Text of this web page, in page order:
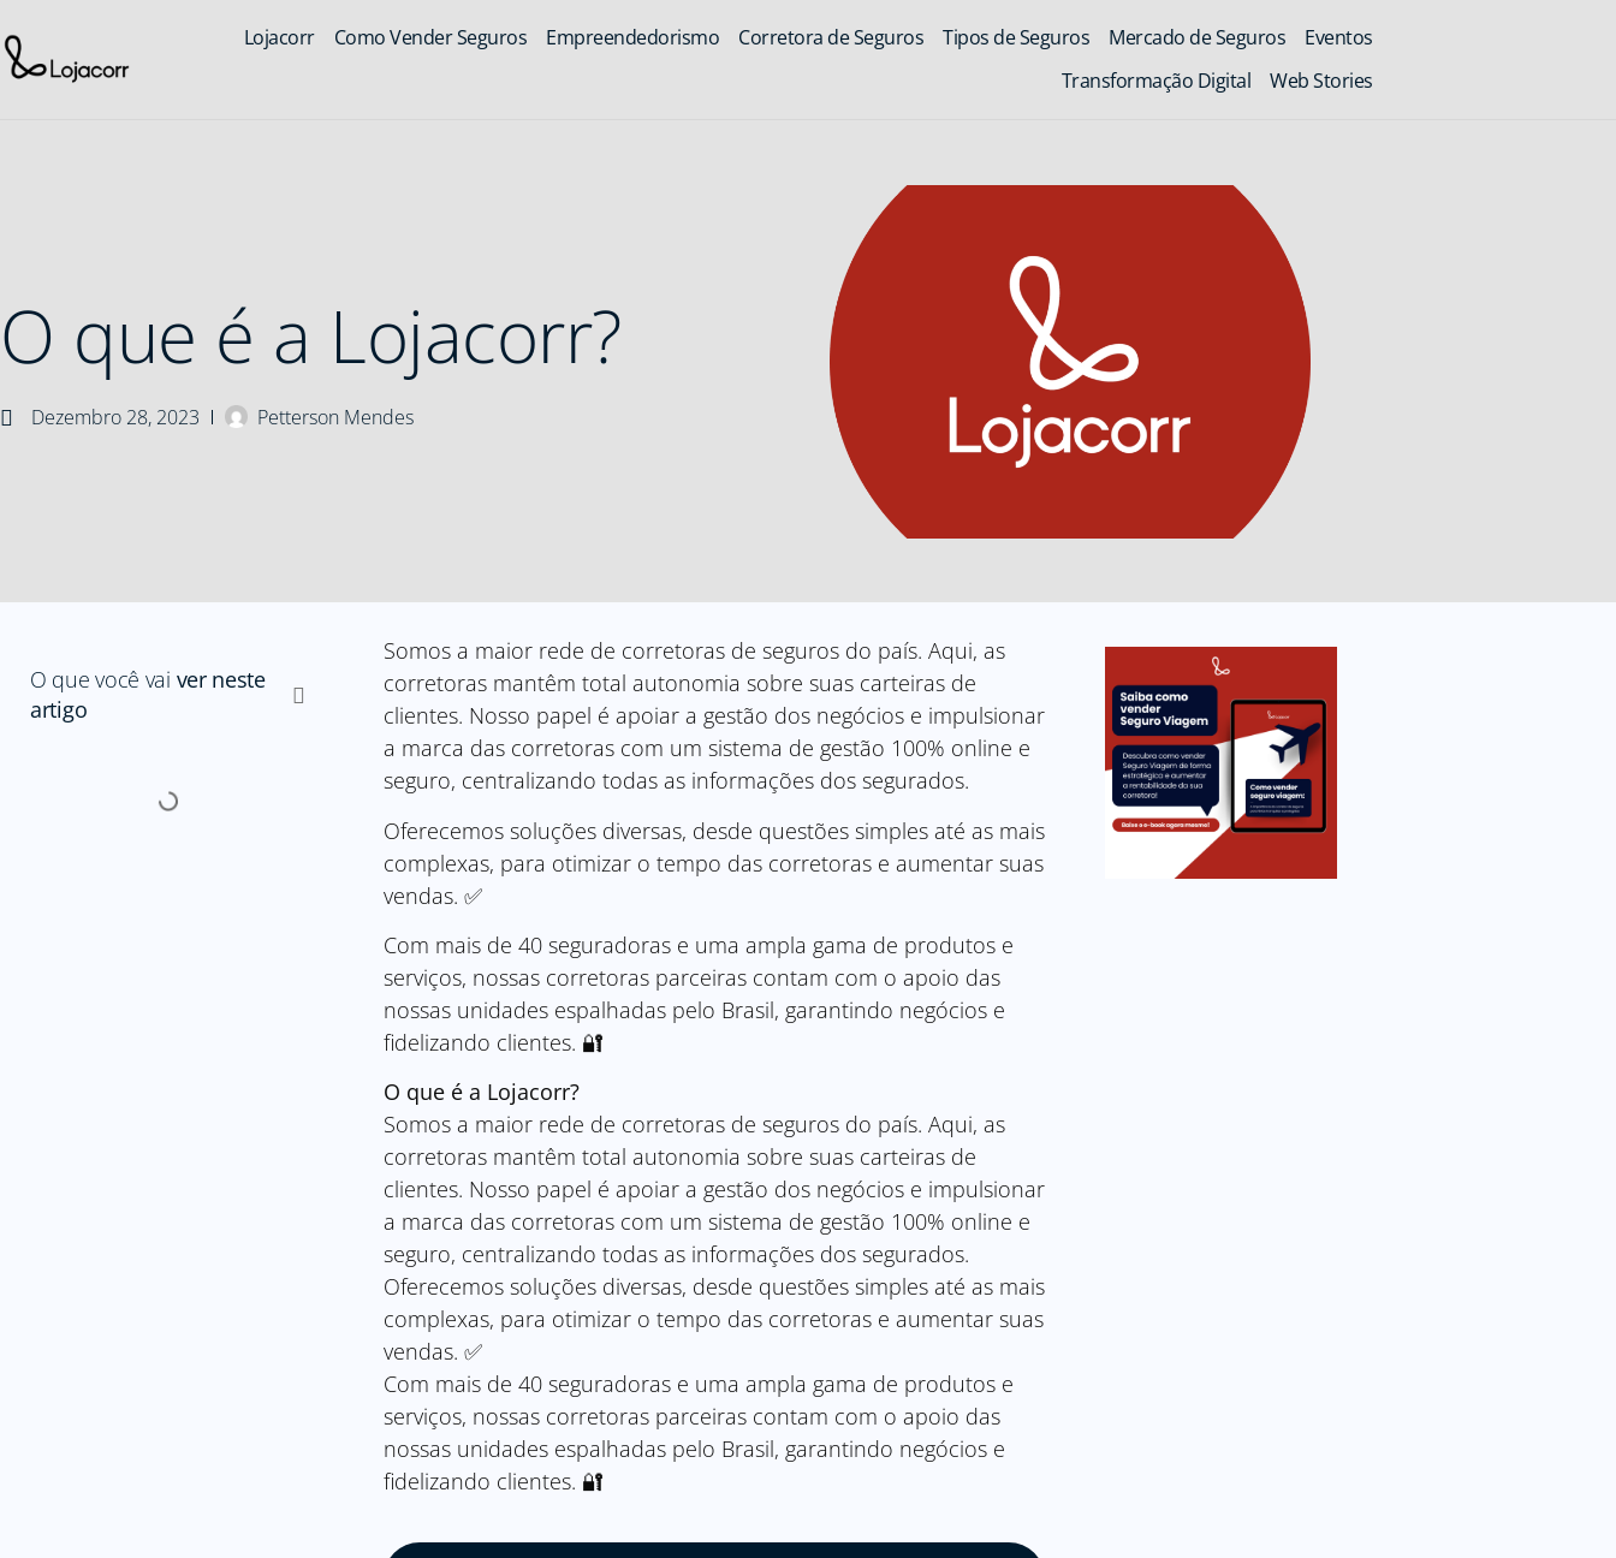
Lojacorr Como Vender Seguros Empreendedorismo Corretora de Seguros Tipos de Seguros Mercado de Seguros
Eventos
Transformação Digital
Web Stories
O que é a Lojacorr?
Dezembro 28, 2023 Petterson Mendes
O que você vai ver neste
artigo
Somos a maior rede de corretoras de seguros do país. Aqui, as
corretoras mantêm total autonomia sobre suas carteiras de
clientes. Nosso papel é apoiar a gestão dos negócios e impulsionar
a marca das corretoras com um sistema de gestão 100% online e
seguro, centralizando todas as informações dos segurados.
Oferecemos soluções diversas, desde questões simples até as mais
complexas, para otimizar o tempo das corretoras e aumentar suas
vendas. ✅
Com mais de 40 seguradoras e uma ampla gama de produtos e
serviços, nossas corretoras parceiras contam com o apoio das
nossas unidades espalhadas pelo Brasil, garantindo negócios e
fidelizando clientes. 🔐
O que é a Lojacorr?
Somos a maior rede de corretoras de seguros do país. Aqui, as
corretoras mantêm total autonomia sobre suas carteiras de
clientes. Nosso papel é apoiar a gestão dos negócios e impulsionar
a marca das corretoras com um sistema de gestão 100% online e
seguro, centralizando todas as informações dos segurados.
Oferecemos soluções diversas, desde questões simples até as mais
complexas, para otimizar o tempo das corretoras e aumentar suas
vendas. ✅
Com mais de 40 seguradoras e uma ampla gama de produtos e
serviços, nossas corretoras parceiras contam com o apoio das
nossas unidades espalhadas pelo Brasil, garantindo negócios e
fidelizando clientes. 🔐